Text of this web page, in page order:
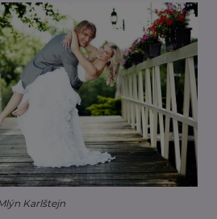
Karlštejn